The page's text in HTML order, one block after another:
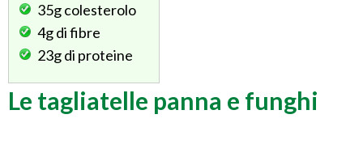
35gcolesterolo
4gdi fibre
23gdi proteine
Le tagliatelle panna e funghi